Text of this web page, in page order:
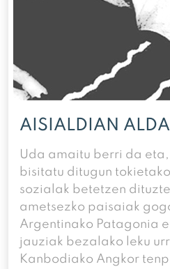
AISIALDIAN
Uda amaitu berri da
bisitatu ditugun
sozialak betetzen
ametsezko paisaiak
Argentinako Patagonia
jauziak bezalako leku
Kanbodiako Angkor